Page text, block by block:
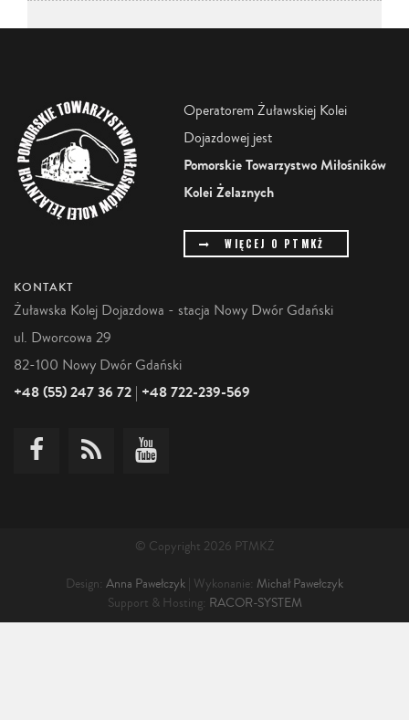
Operatorem Żuławskiej Kolei
Dojazdowej jest
Pomorskie Towarzystwo Miłośników
Kolei Żelaznych
WIĘCEJ O PTMKŻ
KONTAKT
Żuławska Kolej Dojazdowa - stacja Nowy Dwór Gdański
ul. Dworcowa 29
82-100 Nowy Dwór Gdański
+48 (55) 247 36 72 | +48 722-239-569
© Copyright 2026 PTMKŻ
Design: Anna Pawełczyk | Wykonanie: Michał Pawełczyk
Support & Hosting: RACOR-SYSTEM